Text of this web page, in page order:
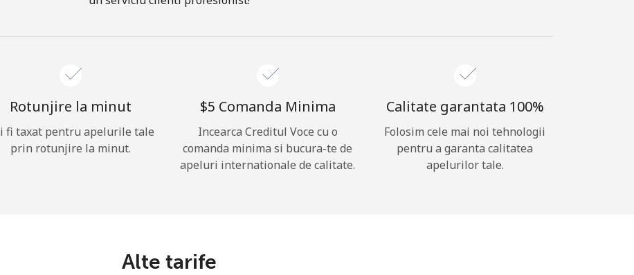
Recuperare parola →
Continua cu
Rotunjire la minut
fi taxat pentru apelurile tale
prin rotunjire la minut.
⁦$5⁩ Comanda Minima
Incearca Creditul Voce cu o
comanda minima si bucura-te de
apeluri internationale de calitate.
Calitate garantata 100%
Folosim cele mai noi tehnologii
pentru a garanta calitatea
apelurilor tale.
Alte tarife